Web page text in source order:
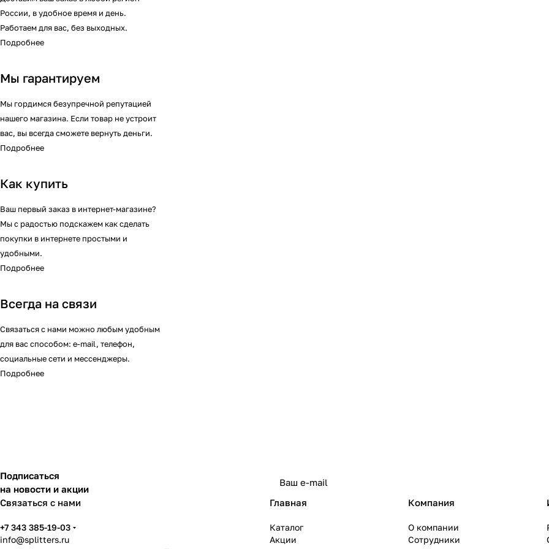
России, в удобное время и день.
Работаем для вас, без выходных.
Подробнее
Мы гарантируем
Мы гордимся безупречной репутацией
нашего магазина. Если товар не устроит
вас, вы всегда сможете вернуть деньги.
Подробнее
Как купить
Ваш первый заказ в интернет-магазине?
Мы с радостью подскажем как сделать
покупки в интернете простыми и
удобными.
Подробнее
Всегда на связи
Связаться с нами можно любым удобным
для вас способом: e-mail, телефон,
социальные сети и мессенджеры.
Подробнее
Подписаться
на новости и акции
Связаться с нами
+7 343 385-19-03
info@splitters.ru
Главная
Каталог
Акции
Компания
О компании
Сотрудники